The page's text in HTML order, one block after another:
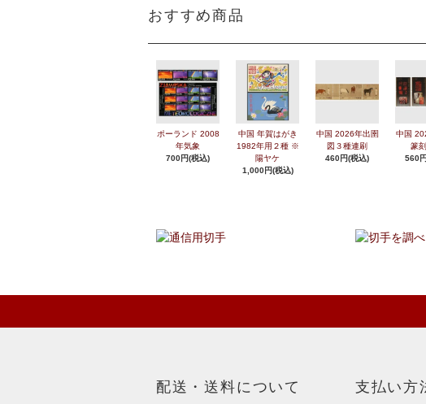
おすすめ商品
ポーランド 2008
年気象
700円(税込)
中国 年賀はがき
1982年用２種 ※
陽ヤケ
1,000円(税込)
中国 2026年出圉
図３種連刷
460円(税込)
中国
篆
560
配送・送料について 支払い方